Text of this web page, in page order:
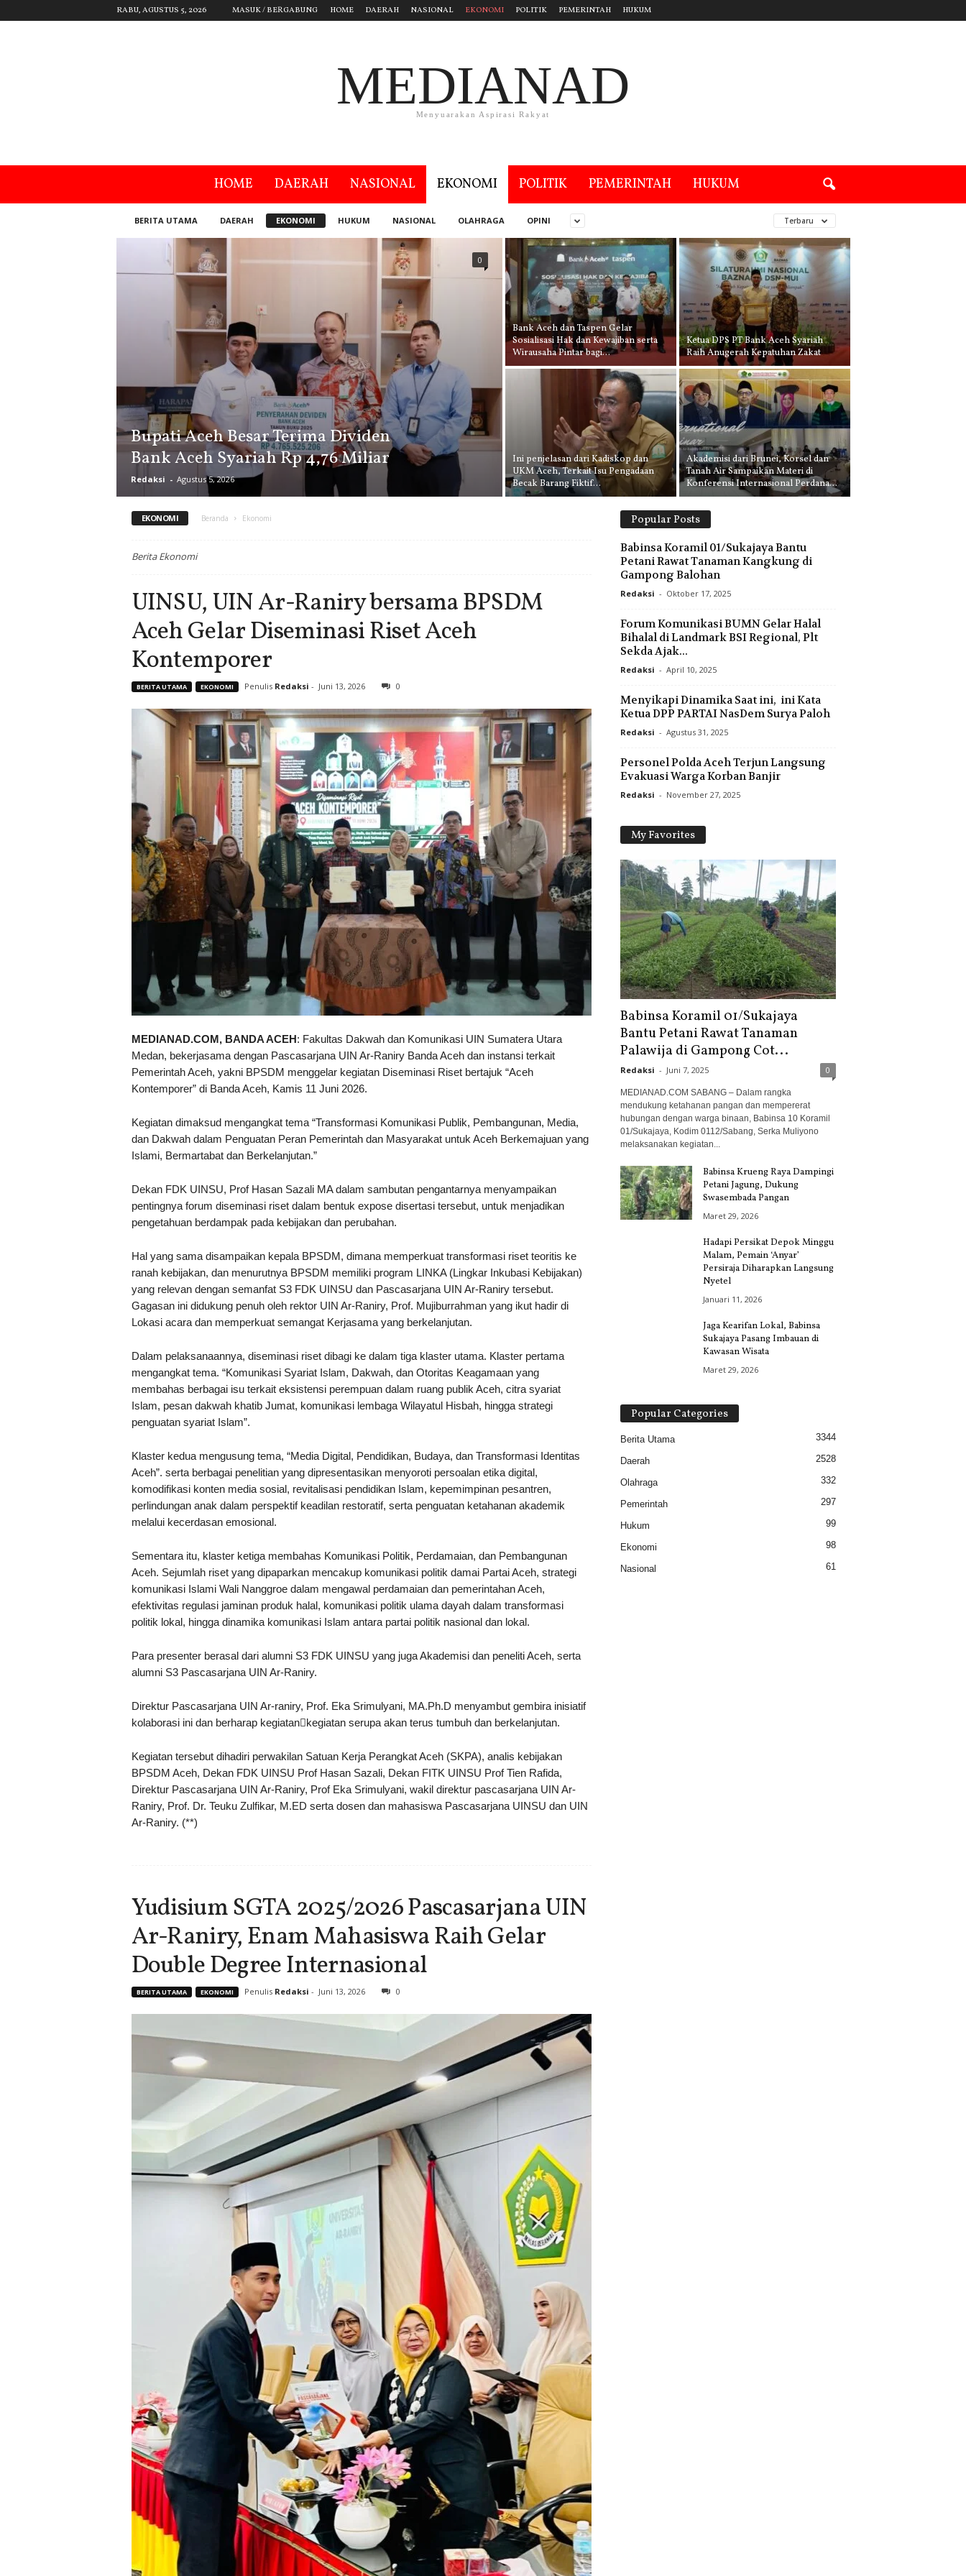
RABU, AGUSTUS 5, 2026 MASUK / BERGABUNG HOME DAERAH NASIONAL EKONOMI POLITIK PEMERINTAH HUKUM
MEDIANAD
Menyuarakan Aspirasi Rakyat
HOME DAERAH NASIONAL EKONOMI POLITIK PEMERINTAH HUKUM
BERITA UTAMA DAERAH EKONOMI HUKUM NASIONAL OLAHRAGA OPINI Terbaru
Bupati Aceh Besar Terima Dividen
Bank Aceh Syariah Rp 4,76 Miliar
Redaksi - Agustus 5, 2026
0
Bank Aceh dan Taspen Gelar
Sosialisasi Hak dan Kewajiban serta
Wirausaha Pintar bagi...
Ketua DPS PT Bank Aceh Syariah
Raih Anugerah Kepatuhan Zakat
Ini penjelasan dari Kadiskop dan
UKM Aceh, Terkait Isu Pengadaan
Becak Barang Fiktif...
Akademisi dari Brunei, Korsel dan
Tanah Air Sampaikan Materi di
Konferensi Internasional Perdana...
EKONOMI Beranda Ekonomi
Berita Ekonomi
UINSU, UIN Ar-Raniry bersama BPSDM
Aceh Gelar Diseminasi Riset Aceh
Kontemporer
BERITA UTAMA EKONOMI Penulis Redaksi - Juni 13, 2026 0
MEDIANAD.COM, BANDA ACEH: Fakultas Dakwah dan Komunikasi UIN Sumatera Utara
Medan, bekerjasama dengan Pascasarjana UIN Ar-Raniry Banda Aceh dan instansi terkait
Pemerintah Aceh, yakni BPSDM menggelar kegiatan Diseminasi Riset bertajuk “Aceh
Kontemporer” di Banda Aceh, Kamis 11 Juni 2026.
Kegiatan dimaksud mengangkat tema “Transformasi Komunikasi Publik, Pembangunan, Media,
dan Dakwah dalam Penguatan Peran Pemerintah dan Masyarakat untuk Aceh Berkemajuan yang
Islami, Bermartabat dan Berkelanjutan.”
Dekan FDK UINSU, Prof Hasan Sazali MA dalam sambutan pengantarnya menyampaikan
pentingnya forum diseminasi riset dalam bentuk expose disertasi tersebut, untuk menjadikan
pengetahuan berdampak pada kebijakan dan perubahan.
Hal yang sama disampaikan kepala BPSDM, dimana memperkuat transformasi riset teoritis ke
ranah kebijakan, dan menurutnya BPSDM memiliki program LINKA (Lingkar Inkubasi Kebijakan)
yang relevan dengan semanfat S3 FDK UINSU dan Pascasarjana UIN Ar-Raniry tersebut.
Gagasan ini didukung penuh oleh rektor UIN Ar-Raniry, Prof. Mujiburrahman yang ikut hadir di
Lokasi acara dan memperkuat semangat Kerjasama yang berkelanjutan.
Dalam pelaksanaannya, diseminasi riset dibagi ke dalam tiga klaster utama. Klaster pertama
mengangkat tema. “Komunikasi Syariat Islam, Dakwah, dan Otoritas Keagamaan yang
membahas berbagai isu terkait eksistensi perempuan dalam ruang publik Aceh, citra syariat
Islam, pesan dakwah khatib Jumat, komunikasi lembaga Wilayatul Hisbah, hingga strategi
penguatan syariat Islam”.
Klaster kedua mengusung tema, “Media Digital, Pendidikan, Budaya, dan Transformasi Identitas
Aceh”. serta berbagai penelitian yang dipresentasikan menyoroti persoalan etika digital,
komodifikasi konten media sosial, revitalisasi pendidikan Islam, kepemimpinan pesantren,
perlindungan anak dalam perspektif keadilan restoratif, serta penguatan ketahanan akademik
melalui kecerdasan emosional.
Sementara itu, klaster ketiga membahas Komunikasi Politik, Perdamaian, dan Pembangunan
Aceh. Sejumlah riset yang dipaparkan mencakup komunikasi politik damai Partai Aceh, strategi
komunikasi Islami Wali Nanggroe dalam mengawal perdamaian dan pemerintahan Aceh,
efektivitas regulasi jaminan produk halal, komunikasi politik ulama dayah dalam transformasi
politik lokal, hingga dinamika komunikasi Islam antara partai politik nasional dan lokal.
Para presenter berasal dari alumni S3 FDK UINSU yang juga Akademisi dan peneliti Aceh, serta
alumni S3 Pascasarjana UIN Ar-Raniry.
Direktur Pascasarjana UIN Ar-raniry, Prof. Eka Srimulyani, MA.Ph.D menyambut gembira inisiatif
kolaborasi ini dan berharap kegiatan￾kegiatan serupa akan terus tumbuh dan berkelanjutan.
Kegiatan tersebut dihadiri perwakilan Satuan Kerja Perangkat Aceh (SKPA), analis kebijakan
BPSDM Aceh, Dekan FDK UINSU Prof Hasan Sazali, Dekan FITK UINSU Prof Tien Rafida,
Direktur Pascasarjana UIN Ar-Raniry, Prof Eka Srimulyani, wakil direktur pascasarjana UIN Ar-
Raniry, Prof. Dr. Teuku Zulfikar, M.ED serta dosen dan mahasiswa Pascasarjana UINSU dan UIN
Ar-Raniry. (**)
Yudisium SGTA 2025/2026 Pascasarjana UIN
Ar-Raniry, Enam Mahasiswa Raih Gelar
Double Degree Internasional
BERITA UTAMA EKONOMI Penulis Redaksi - Juni 13, 2026 0
Popular Posts
Babinsa Koramil 01/Sukajaya Bantu
Petani Rawat Tanaman Kangkung di
Gampong Balohan
Redaksi - Oktober 17, 2025
Forum Komunikasi BUMN Gelar Halal
Bihalal di Landmark BSI Regional, Plt
Sekda Ajak...
Redaksi - April 10, 2025
Menyikapi Dinamika Saat ini, ini Kata
Ketua DPP PARTAI NasDem Surya Paloh
Redaksi - Agustus 31, 2025
Personel Polda Aceh Terjun Langsung
Evakuasi Warga Korban Banjir
Redaksi - November 27, 2025
My Favorites
Babinsa Koramil 01/Sukajaya
Bantu Petani Rawat Tanaman
Palawija di Gampong Cot...
Redaksi - Juni 7, 2025 0
MEDIANAD.COM SABANG – Dalam rangka
mendukung ketahanan pangan dan mempererat
hubungan dengan warga binaan, Babinsa 10 Koramil
01/Sukajaya, Kodim 0112/Sabang, Serka Muliyono
melaksanakan kegiatan...
Babinsa Krueng Raya Dampingi
Petani Jagung, Dukung
Swasembada Pangan
Maret 29, 2026
Hadapi Persikat Depok Minggu
Malam, Pemain ‘Anyar’
Persiraja Diharapkan Langsung
Nyetel
Januari 11, 2026
Jaga Kearifan Lokal, Babinsa
Sukajaya Pasang Imbauan di
Kawasan Wisata
Maret 29, 2026
Popular Categories
Berita Utama 3344
Daerah 2528
Olahraga 332
Pemerintah 297
Hukum 99
Ekonomi 98
Nasional 61